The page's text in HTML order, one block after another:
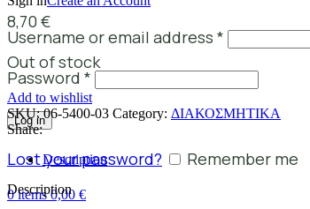
Username or email address *
Password *
Log in
Lost your password? Remember me
0items 0,00 €
8,70 €
Out of stock
Add to wishlist
SKU:06-5400-03 Category: ΔΙΑΚΟΣΜΗΤΙΚΑ
Share:
Description
Description